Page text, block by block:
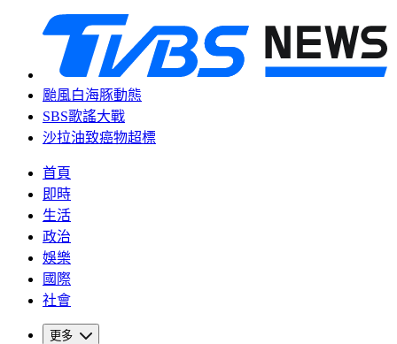
颱風白海豚動態
SBS歌謠大戰
沙拉油致癌物超標
首頁
即時
生活
政治
娛樂
國際
社會
更多